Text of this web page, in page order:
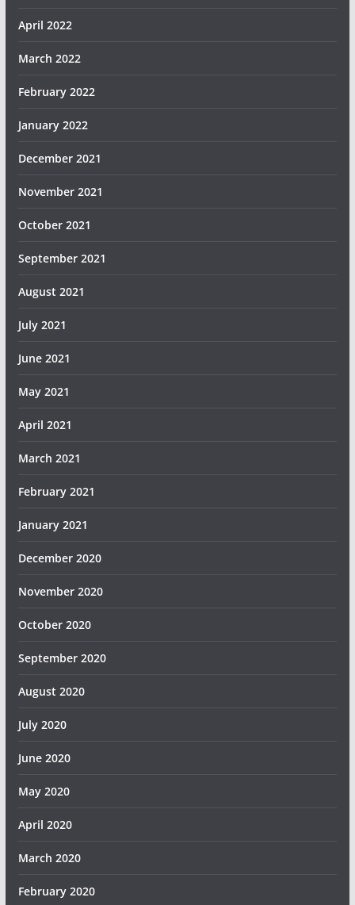
April 2022
March 2022
February 2022
January 2022
December 2021
November 2021
October 2021
September 2021
August 2021
July 2021
June 2021
May 2021
April 2021
March 2021
February 2021
January 2021
December 2020
November 2020
October 2020
September 2020
August 2020
July 2020
June 2020
May 2020
April 2020
March 2020
February 2020